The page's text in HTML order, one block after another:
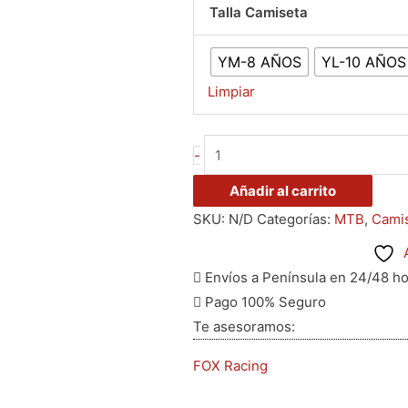
Talla Camiseta
YM-8 AÑOS YL-10 AÑOS
Limpiar
-
Añadir al carrito
SKU: N/D Categorías: MTB,
Envíos a Península en 24/48
Pago 100% Seguro
Te asesoramos:
FOX Racing